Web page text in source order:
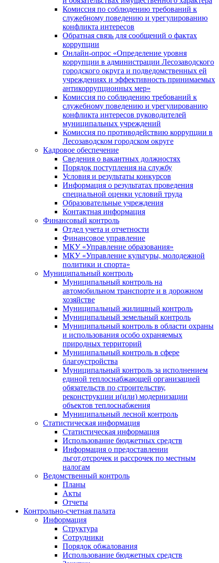
Комиссия по соблюдению требований к
служебному поведению и урегулированию
конфликта интересов
Обратная связь для сообщений о фактах
коррупции
Онлайн-опрос «Определение уровня
коррупции в администрации Лесозаводского
городского округа и подведомственных ей
учреждениях и эффективность принимаемых
антикоррупционных мер»
Комиссия по соблюдению требований к
служебному поведению и урегулированию
конфликта интересов руководителей
муниципальных учреждений
Комиссия по противодействию коррупции в
Лесозаводском городском округе
Кадровое обеспечение
Сведения о вакантных должностях
Порядок поступления на службу
Условия и результаты конкурсов
Информация о результатах проведения
специальной оценки условий труда
Образовательные учреждения
Контактная информация
Финансовый контроль
Отдел учета и отчетности
Финансовое управление
МКУ «Управление образования»
МКУ «Управление культуры, молодежной
политики и спорта»
Муниципальный контроль
Муниципальный контроль на
автомобильном транспорте и в дорожном
хозяйстве
Муниципальный жилищный контроль
Муниципальный земельный контроль
Муниципальный контроль в области охраны
и использования особо охраняемых
природных территорий
Муниципальный контроль в сфере
благоустройства
Муниципальный контроль за исполнением
единой теплоснабжающей организацией
обязательств по строительству,
реконструкции и(или) модернизации
объектов теплоснабжения
Муниципальный лесной контроль
Статистическая информация
Статистическая информация
Использование бюджетных средств
Информация о предоставлении
льгот,отсрочек и рассрочек по местным
налогам
Ведомственный контроль
Планы
Акты
Отчеты
Контрольно-счетная палата
Информация
Структура
Сотрудники
Порядок обжалования
Использование бюджетных средств